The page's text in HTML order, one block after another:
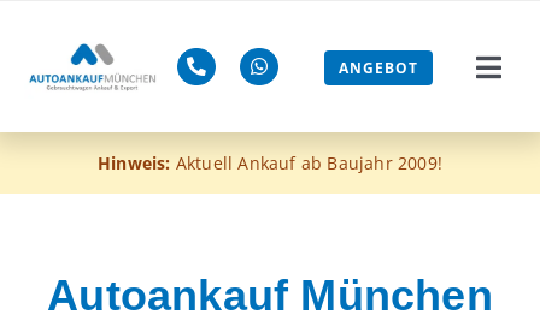
springen
ANGEBOT
Hinweis: Aktuell Ankauf ab Baujahr 2009!
Autoankauf München